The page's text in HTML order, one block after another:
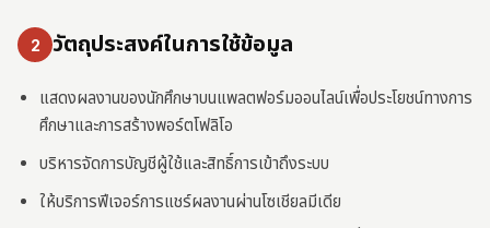
2 วัตถุประสงค์ในการใช้ข้อมูล
แสดงผลงานของนักศึกษาบนแพลตฟอร์มออนไลน์เพื่อประโยชน์ทางการ
ศึกษาและการสร้างพอร์ตโฟลิโอ
บริหารจัดการบัญชีผู้ใช้และสิทธิ์การเข้าถึงระบบ
ให้บริการฟีเจอร์การแชร์ผลงานผ่านโซเชียลมีเดีย